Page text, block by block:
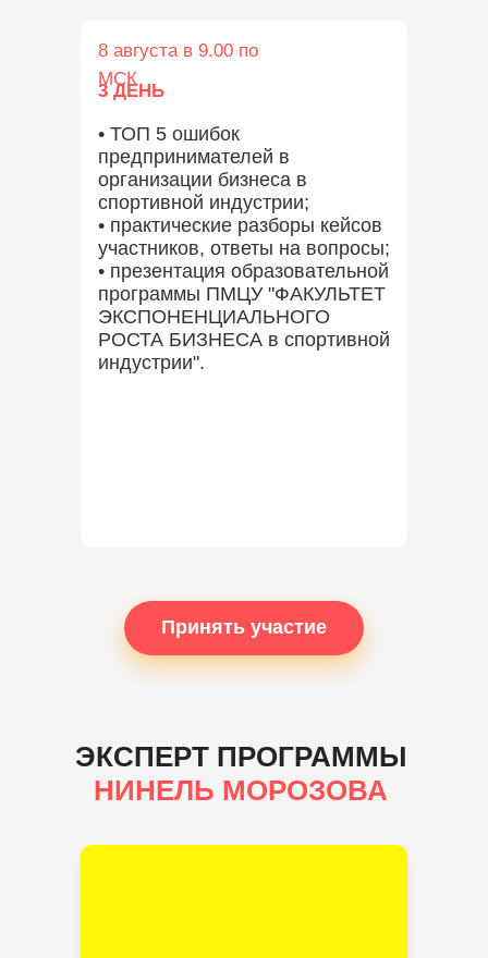
Принять участие
3 ДЕНЬ
• ТОП 5 ошибок
предпринимателей в
организации бизнеса в
спортивной индустрии;
• практические разборы кейсов
участников, ответы на вопросы;
• презентация образовательной
программы ПМЦУ "ФАКУЛЬТЕТ
ЭКСПОНЕНЦИАЛЬНОГО
РОСТА БИЗНЕСА в спортивной
индустрии".
8 августа в 9.00 по
МСК
ЭКСПЕРТ ПРОГРАММЫ
НИНЕЛЬ МОРОЗОВА